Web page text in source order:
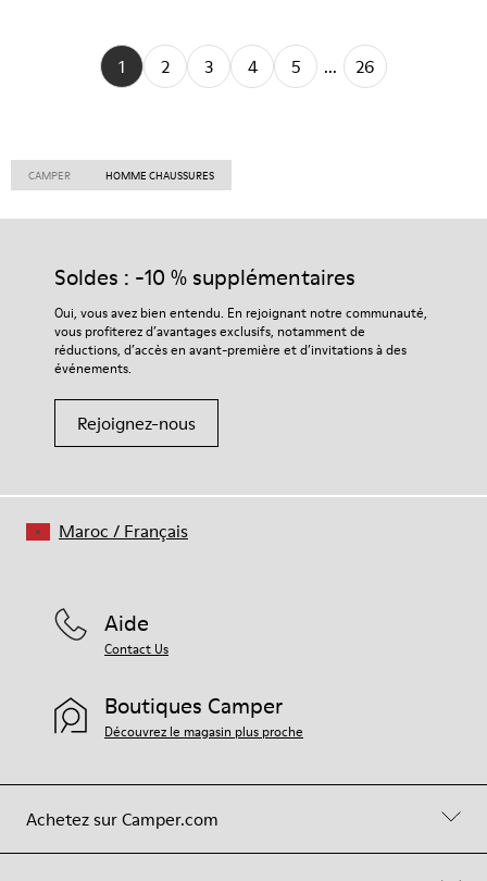
1 2 3 4 5 ... 26
CAMPER HOMME CHAUSSURES
Soldes : -10 % supplémentaires
Oui, vous avez bien entendu. En rejoignant notre communauté,
vous profiterez d’avantages exclusifs, notamment de
réductions, d’accès en avant-première et d’invitations à des
événements.
Rejoignez-nous
Achetez sur Camper.com
Aide
Contact Us
Boutiques Camper
Découvrez le magasin plus proche
Maroc / Français